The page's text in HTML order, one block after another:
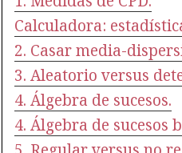
Calculadora:
2. Casar media-
3. Aleatorio versus
4. Álgebra de sucesos.
4. Álgebra de sucesos